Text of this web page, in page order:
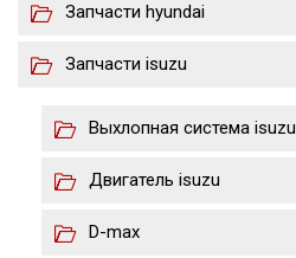
Запчасти hyundai
Запчасти isuzu
Выхлопная система isuzu
Двигатель isuzu
D-max